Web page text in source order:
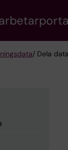
/ Dela